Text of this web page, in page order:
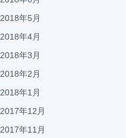
2018年5月
2018年4月
2018年3月
2018年2月
2018年1月
2017年12月
2017年11月